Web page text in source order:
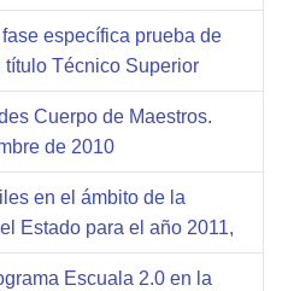
específica prueba de
Técnico Superior
Cuerpo de Maestros.
de 2010
en el ámbito de la
Estado para el año 2011,
Escuala 2.0 en la